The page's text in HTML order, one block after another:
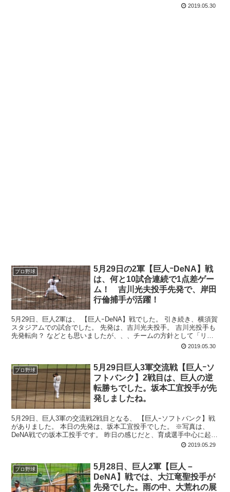
2019.05.30
プロ野球
5月29日の2軍【巨人ｰDeNA】戦
は、何と10試合連続で1点差ゲー
ム！ 吉川光夫投手先発で、岸田
行倫捕手が活躍！
5月29日、巨人2軍は、 【巨人ｰDeNA】戦でした。 引き続き、横須賀
スタジアムでの試合でした。 先発は、吉川光夫投手。 吉川光投手も
先発転向？ などとも思いましたが、、、チームの方針として「リリ
2019.05.30
プロ野球
5月29日巨人3軍交流戦【巨人ｰソ
フトバンク】2戦目は、巨人の逆
転勝ちでした。坂本工宜投手が先
発しましたね。
5月29日、巨人3軍の交流戦2戦目となる、 【巨人ｰソフトバンク】戦
がありました。 本日の先発は、坂本工宜投手でした。 ※写真は、
DeNA戦での坂本工投手です。 昨日の感じだと、育成選手中心に起用
2019.05.29
プロ野球
5月28日、巨人2軍【巨人－
DeNA】戦では、大江竜聖投手が
先発でした。雨の中、大荒れの展